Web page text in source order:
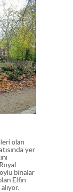
olan
yer
binalar
Elfin